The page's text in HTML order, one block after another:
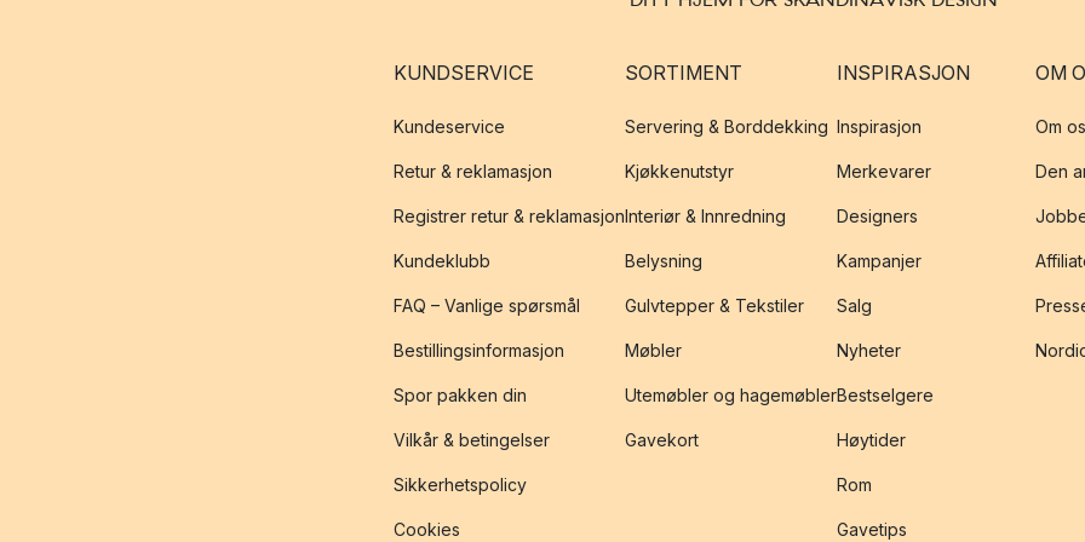
KUNDSERVICE
Kundeservice
Retur & reklamasjon
Registrer retur & reklamasjon
Kundeklubb
FAQ – Vanlige spørsmål
Bestillingsinformasjon
Spor pakken din
Vilkår & betingelser
Sikkerhetspolicy
Cookies
SORTIMENT
Servering & Borddekking
Kjøkkenutstyr
Interiør & Innredning
Belysning
Gulvtepper & Tekstiler
Møbler
Utemøbler og hagemøbler
Gavekort
INSPIRASJON
Inspirasjon
Merkevarer
Designers
Kampanjer
Salg
Nyheter
Bestselgere
Høytider
Rom
Gavetips
OM
Om
Den